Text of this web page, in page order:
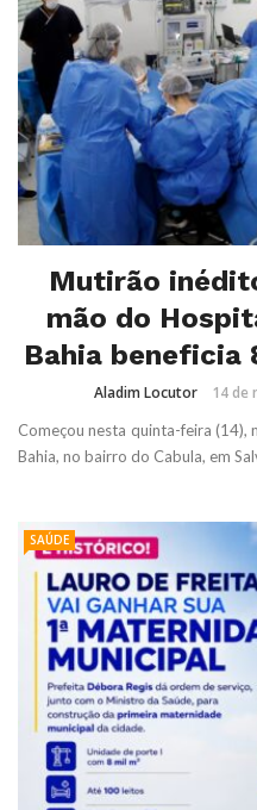
Mutirão
mão do
Bahia beneficia
Aladim Locutor 14 de
Começou nesta quinta-feira
Bahia, no bairro do Cabula, em
SAÚDE